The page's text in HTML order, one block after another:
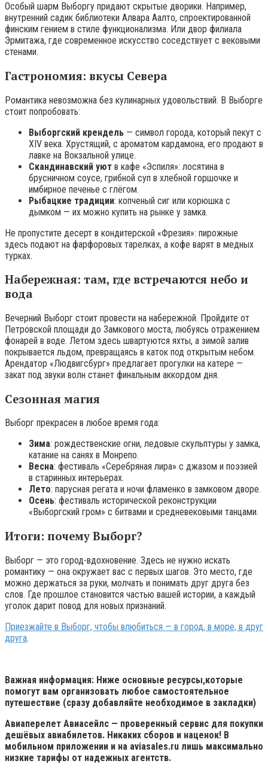
Особый шарм Выборгу придают скрытые дворики. Например,
внутренний садик библиотеки Алвара Аалто, спроектированной
финским гением в стиле функционализма. Или двор филиала
Эрмитажа, где современное искусство соседствует с вековыми
стенами.
Гастрономия: вкусы Севера
Романтика невозможна без кулинарных удовольствий. В Выборге
стоит попробовать:
Выборгский крендель — символ города, который пекут с
XIV века. Хрустящий, с ароматом кардамона, его продают в
лавке на Вокзальной улице.
Скандинавский уют в кафе «Эспиля»: лосятина в
брусничном соусе, грибной суп в хлебной горшочке и
имбирное печенье с глёгом.
Рыбацкие традиции: копченый сиг или корюшка с
дымком — их можно купить на рынке у замка.
Не пропустите десерт в кондитерской «Фрезия»: пирожные
здесь подают на фарфоровых тарелках, а кофе варят в медных
турках.
Набережная: там, где встречаются небо и
вода
Вечерний Выборг стоит провести на набережной. Пройдите от
Петровской площади до Замкового моста, любуясь отражением
фонарей в воде. Летом здесь швартуются яхты, а зимой залив
покрывается льдом, превращаясь в каток под открытым небом.
Арендатор «Людвигсбург» предлагает прогулки на катере —
закат под звуки волн станет финальным аккордом дня.
Сезонная магия
Выборг прекрасен в любое время года:
Зима: рождественские огни, ледовые скульптуры у замка,
катание на санях в Монрепо.
Весна: фестиваль «Серебряная лира» с джазом и поэзией
в старинных интерьерах.
Лето: парусная регата и ночи фламенко в замковом дворе.
Осень: фестиваль исторической реконструкции
«Выборгский гром» с битвами и средневековыми танцами.
Итоги: почему Выборг?
Выборг — это город-вдохновение. Здесь не нужно искать
романтику — она окружает вас с первых шагов. Это место, где
можно держаться за руки, молчать и понимать друг друга без
слов. Где прошлое становится частью вашей истории, а каждый
уголок дарит повод для новых признаний.
Приезжайте в Выборг, чтобы влюбиться — в город, в море, в друг
друга.
Важная информация: Ниже основные ресурсы,которые
помогут вам организовать любое самостоятельное
путешествие (сразу добавляйте необходимое в закладки)
Авиаперелет Авиасейлс — проверенный сервис для покупки
дешёвых авиабилетов. Никаких сборов и наценок! В
мобильном приложении и на aviasales.ru лишь максимально
низкие тарифы от надежных агентств.